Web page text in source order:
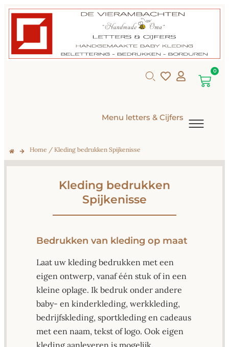
0
Menu letters & Cijfers
Home / Kleding bedrukken Spijkenisse
Kleding bedrukken
Spijkenisse
Bedrukken van kleding op maat
Laat uw kleding bedrukken met een
eigen ontwerp, vanaf één stuk of in een
kleine oplage. Ik bedruk onder andere
baby- en kinderkleding, werkkleding,
bedrijfskleding, sportkleding en cadeaus
met een naam, tekst of logo. Ook eigen